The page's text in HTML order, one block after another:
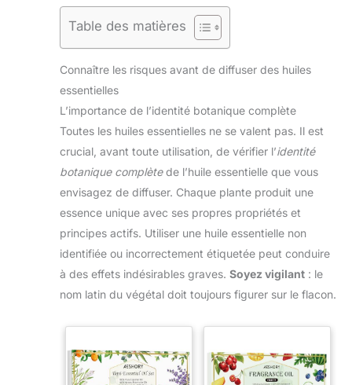
Table des matières
Connaître les risques avant de diffuser des huiles
essentielles
L’importance de l’identité botanique complète
Toutes les huiles essentielles ne se valent pas. Il est
crucial, avant toute utilisation, de vérifier l’identité
botanique complètede l’huile essentielle que vous
envisagez de diffuser. Chaque plante produit une
essence unique avec ses propres propriétés et
principes actifs. Utiliser une huile essentielle non
identifiée ou incorrectement étiquetée peut conduire
à des effets indésirables graves. Soyez vigilant : le
nom latin du végétal doit toujours figurer sur le flacon.